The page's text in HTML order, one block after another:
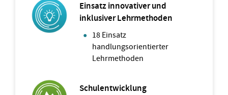
Einsatz innovativer und
inklusiver Lehrmethoden
18 Einsatz
handlungsorientierter
Lehrmethoden
Schulentwicklung